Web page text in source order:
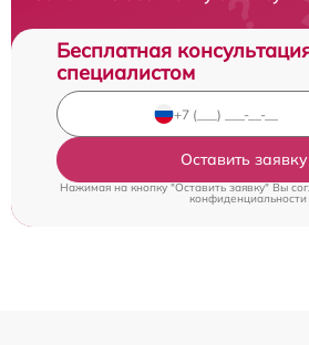
Бесплатная
специалистом
Оставить заявку
Нажимая на кнопку "Оставить заявку" Вы
конфиденциальности